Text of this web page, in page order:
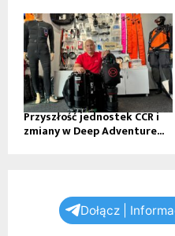
Przyszłość jednostek CCR i
zmiany w Deep Adventure...
Dołącz |